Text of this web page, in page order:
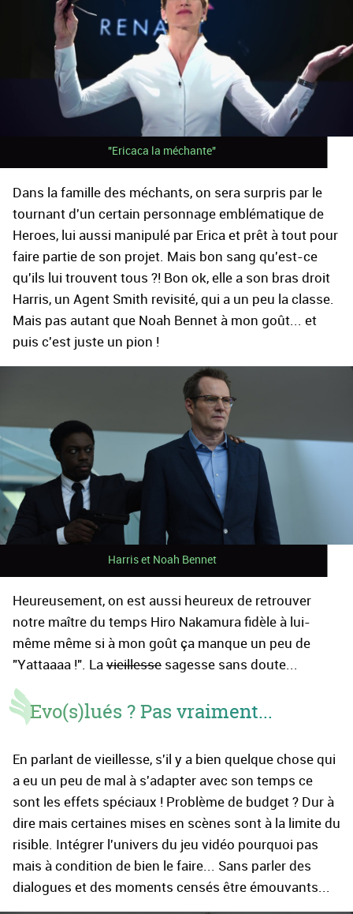
"Ericaca la méchante"
Dans la famille des méchants, on sera surpris par le
tournant d'un certain personnage emblématique de
Heroes, lui aussi manipulé par Erica et prêt à tout pour
faire partie de son projet. Mais bon sang qu'est-ce
qu'ils lui trouvent tous ?! Bon ok, elle a son bras droit
Harris, un Agent Smith revisité, qui a un peu la classe.
Mais pas autant que Noah Bennet à mon goût... et
puis c'est juste un pion !
Harris et Noah Bennet
Heureusement, on est aussi heureux de retrouver
notre maître du temps Hiro Nakamura fidèle à lui-
même même si à mon goût ça manque un peu de
"Yattaaaa !". La vieillesse sagesse sans doute...
Evo(s)lués ? Pas vraiment...
En parlant de vieillesse, s'il y a bien quelque chose qui
a eu un peu de mal à s'adapter avec son temps ce
sont les effets spéciaux ! Problème de budget ? Dur à
dire mais certaines mises en scènes sont à la limite du
risible. Intégrer l'univers du jeu vidéo pourquoi pas
mais à condition de bien le faire... Sans parler des
dialogues et des moments censés être émouvants...